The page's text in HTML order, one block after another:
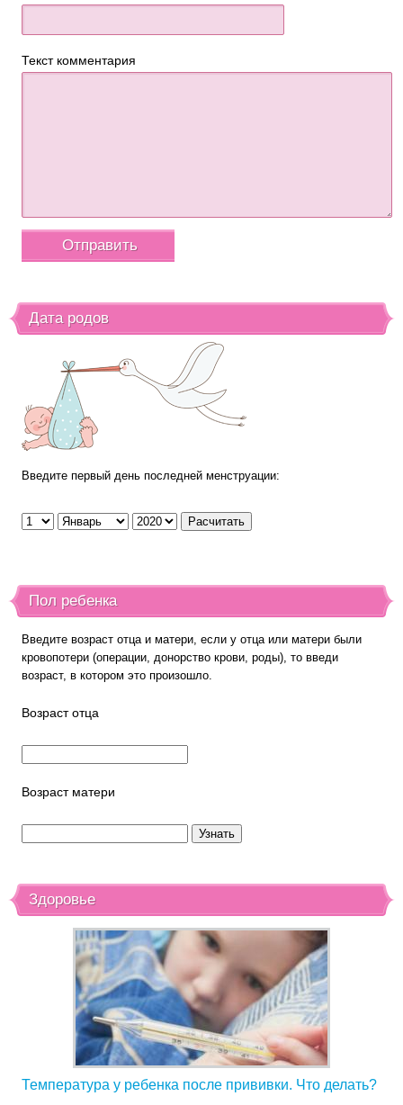
Текст комментария
Дата родов
Введите первый день последней менструации:
Пол ребенка
Введите возраст отца и матери, если у отца или матери были
кровопотери (операции, донорство крови, роды), то введи
возраст, в котором это произошло.
Возраст отца
Возраст матери
Здоровье
Температура у ребенка после прививки. Что делать?